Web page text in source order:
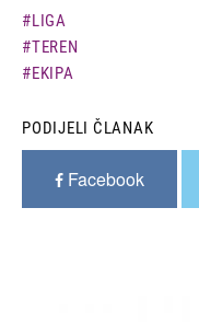
LIGA
TEREN
EKIPA
PODIJELI ČLANAK
Facebook